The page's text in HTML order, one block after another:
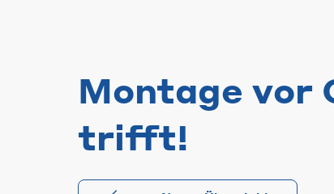
Montage vor
trifft!